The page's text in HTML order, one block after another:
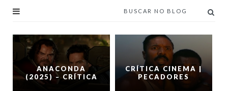
ANACONDA
(2025) – CRÍTICA
CRÍTICA CINEMA |
PECADORES